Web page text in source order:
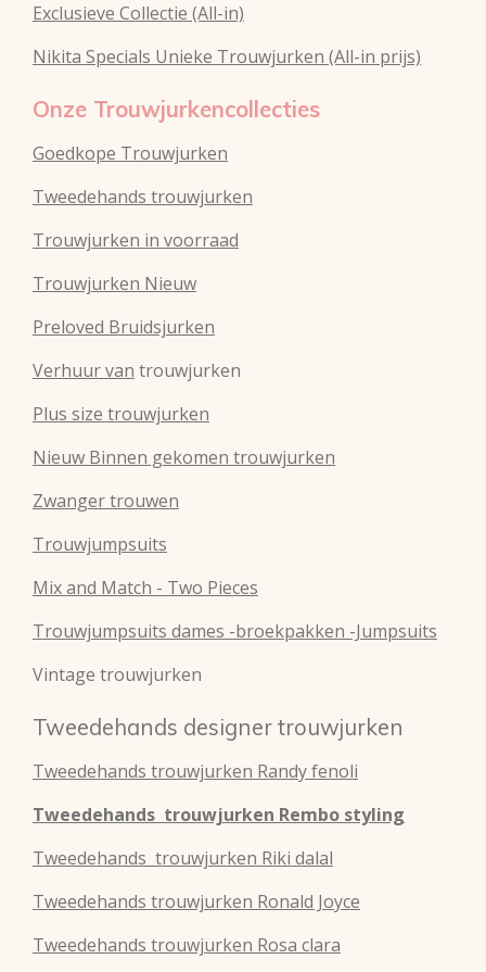
Exclusieve Collectie (All-in)
Nikita Specials Unieke Trouwjurken (All-in prijs)
Onze Trouwjurkencollecties
Goedkope Trouwjurken
Tweedehands trouwjurken
Trouwjurken in voorraad
Trouwjurken Nieuw
Preloved Bruidsjurken
Verhuur van trouwjurken
Plus size trouwjurken
Nieuw Binnen gekomen trouwjurken
Zwanger trouwen
Trouwjumpsuits
Mix and Match - Two Pieces
Trouwjumpsuits dames -broekpakken -Jumpsuits
Vintage trouwjurken
Tweedehands designer trouwjurken
Tweedehands trouwjurken Randy fenoli
Tweedehands trouwjurken Rembo styling
Tweedehands trouwjurken Riki dalal
Tweedehands trouwjurken Ronald Joyce
Tweedehands trouwjurken Rosa clara